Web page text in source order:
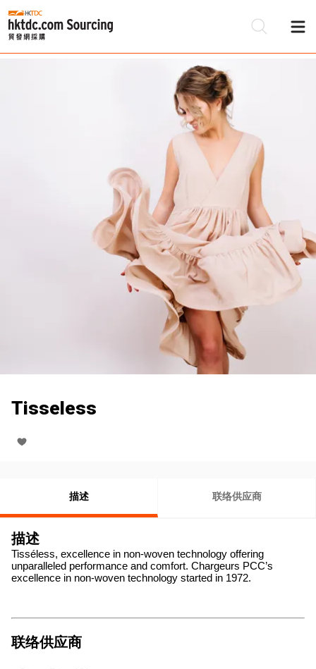
Tisseless
描述 联络供应商
描述
Tisséless, excellence in non-woven technology offering
unparalleled performance and comfort. Chargeurs PCC’s
excellence in non-woven technology started in 1972.
联络供应商